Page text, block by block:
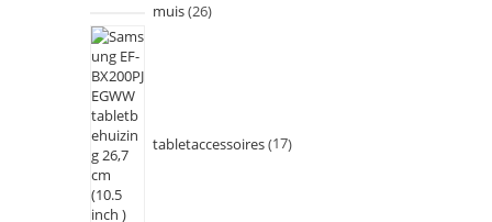
muis 26
tabletaccessoires 17